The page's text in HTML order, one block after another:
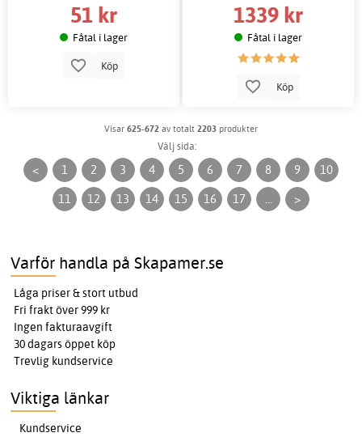
51 kr
Fåtal i lager
Köp
1339 kr
Fåtal i lager
Köp
Visar 625-672 av totalt 2203 produkter
Välj sida:
< 1 2 3 4 5 6 7 8 9
10
11
12 13 14 15 16 17 ... >
Varför handla på Skapamer.se
Låga priser & stort utbud
Fri frakt över 999 kr
Ingen fakturaavgift
30 dagars öppet köp
Trevlig kundservice
Viktiga länkar
Kundservice